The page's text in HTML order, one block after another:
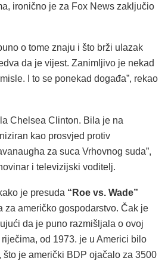
ironično je za Fox News zaključio
o tome znaju i što brži ulazak
da je vijest. Zanimljivo je nekad
I to se ponekad događa”, rekao
Chelsea Clinton. Bila je na
kao prosvjed protiv
za suca Vrhovnog suda”,
i televizijski voditelj.
je presuda “Roe vs. Wade”
za američko gospodarstvo. Čak je
da je puno razmišljala o ovoj
od 1973. je u Americi bilo
je američki BDP ojačalo za 3500